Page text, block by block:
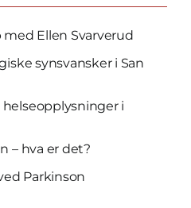
Ellen Svarverud
synsvansker i San
i
– hva er det?
Parkinson